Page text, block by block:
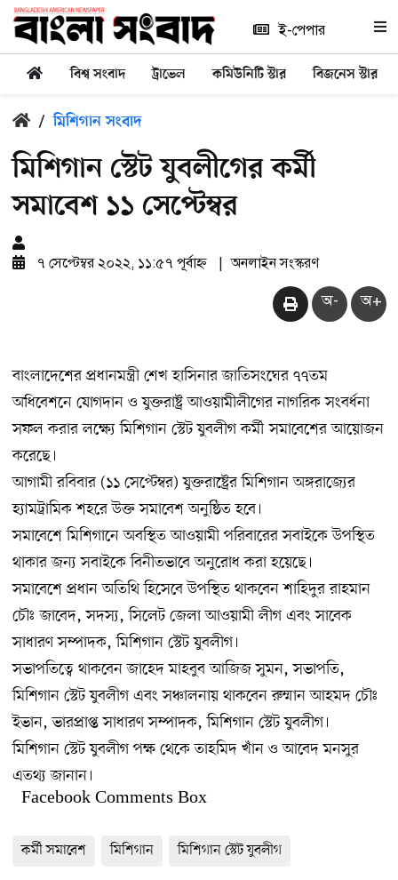
ই-পেপার
বিশ্ব সংবাদ ট্রাভেল কমিউনিটি স্টার বিজনেস স্টার
/ মিশিগান সংবাদ
মিশিগান স্টেট যুবলীগের কর্মী
সমাবেশ ১১ সেপ্টেম্বর
৭ সেপ্টেম্বর ২০২২, ১১:৫৭ পূর্বাহ্ন অনলাইন সংস্করণ
অ- অ+
বাংলাদেশের প্রধানমন্ত্রী শেখ হাসিনার জাতিসংঘের ৭৭তম
অধিবেশনে যোগদান ও যুক্তরাষ্ট্র আওয়ামীলীগের নাগরিক সংবর্ধনা
সফল করার লক্ষ্যে মিশিগান স্টেট যুবলীগ কর্মী সমাবেশের আয়োজন
করেছে।
আগামী রবিবার (১১ সেপ্টেম্বর) যুক্তরাষ্ট্রের মিশিগান অঙ্গরাজ্যের
হ্যামট্রামিক শহরে উক্ত সমাবেশ অনুষ্ঠিত হবে।
সমাবেশে মিশিগানে অবস্থিত আওয়ামী পরিবারের সবাইকে উপস্থিত
থাকার জন্য সবাইকে বিনীতভাবে অনুরোধ করা হয়েছে।
সমাবেশে প্রধান অতিথি হিসেবে উপস্থিত থাকবেন শাহিদুর রাহমান
চৌঃ জাবেদ, সদস্য, সিলেট জেলা আওয়ামী লীগ এবং সাবেক
সাধারণ সম্পাদক, মিশিগান স্টেট যুবলীগ।
সভাপতিত্বে থাকবেন জাহেদ মাহবুব আজিজ সুমন, সভাপতি,
মিশিগান স্টেট যুবলীগ এবং সঞ্চালনায় থাকবেন রুম্মান আহমদ চৌঃ
ইভান, ভারপ্রাপ্ত সাধারণ সম্পাদক, মিশিগান স্টেট যুবলীগ।
মিশিগান স্টেট যুবলীগ পক্ষ থেকে তাহমিদ খাঁন ও আবেদ মনসুর
এতথ্য জানান।
Facebook Comments Box
কর্মী সমাবেশ মিশিগান মিশিগান স্টেট যুবলীগ